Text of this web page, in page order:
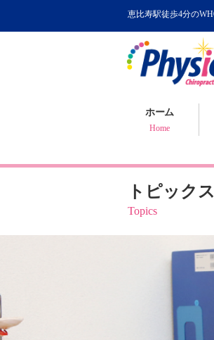
恵比寿駅徒歩4分の
ホーム
Home
トピックス
Topics